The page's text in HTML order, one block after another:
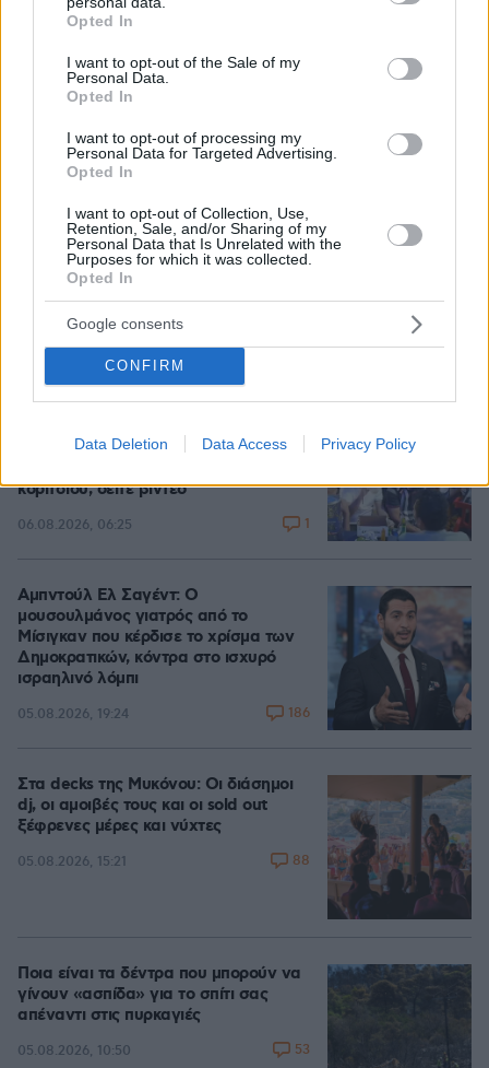
grant or deny consent to Google and its third-party tags to
use your data for below specified purposes in below Google
consent section.
Opted In
I want to opt-out of the Sale of my
Personal Data.
Opted In
I want to opt-out of processing my
Personal Data for Targeted Advertising.
Opted In
I want to opt-out of Collection, Use,
Retention, Sale, and/or Sharing of my
Personal Data that Is Unrelated with the
Purposes for which it was collected.
Opted In
Google consents
CONFIRM
Data Deletion Data Access Privacy Policy
Ζευγάρι Βρετανών με 3 παιδιά
αγοράσουν σπίτι στην Αιγιάλεια,
καταστράφηκε από την πυρκαγιά λίγο
πριν μετακομίσουν, φωτογραφίες
05.08.2026, 19:53 138
Loaded:
Δείτε βίντεο: Υποψήφιος
Δημοκρατικός σε παραλία της Χαβάης
προκαλεί βρίζοντας γυναίκες, πέφτει
ξερός από γροθιά
05.08.2026, 21:28
Εν ψυχρώ δολοφονία ζευγαριού σε
προσπάθησε να προστατεύσει τον
κοριτσιού, δείτε βίντεο
06.08.2026, 06:25 1
Αμπντούλ Ελ Σαγέντ: Ο
μουσουλμάνος γιατρός από το
Μίσιγκαν που κέρδισε το χρίσμα των
Δημοκρατικών, κόντρα στο ισχυρό
ισραηλινό λόμπι
05.08.2026, 19:24 186
Στα decks της Μυκόνου: Οι διάσημοι
dj, οι αμοιβές τους και οι sold out
ξέφρενες μέρες και νύχτες
05.08.2026, 15:21 88
Ποια είναι τα δέντρα που μπορούν να
γίνουν «ασπίδα» για το σπίτι σας
απέναντι στις πυρκαγιές
05.08.2026, 10:50 53